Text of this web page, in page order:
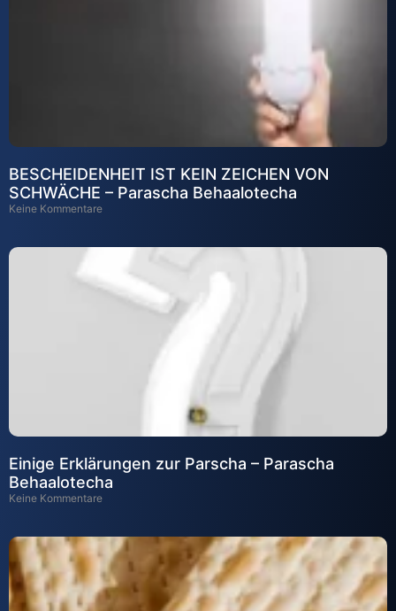
BESCHEIDENHEIT IST KEIN ZEICHEN VON
SCHWÄCHE – Parascha Behaalotecha
Keine Kommentare
Einige Erklärungen zur Parscha – Parascha
Behaalotecha
Keine Kommentare